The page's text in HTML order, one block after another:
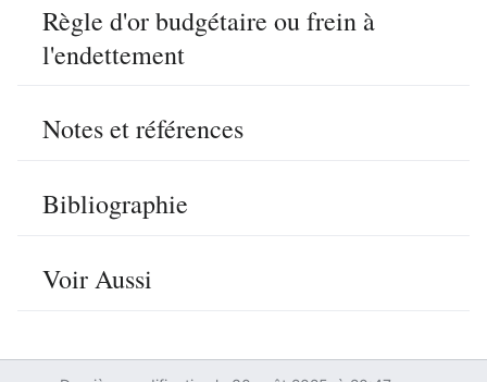
Règle d'or budgétaire ou frein à
l'endettement
Notes et références
Bibliographie
Voir Aussi